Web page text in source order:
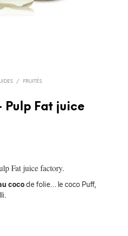
/ FRUITÉS
Pulp Fat juice
Fat juice factory.
cocode folie… le coco Puff,